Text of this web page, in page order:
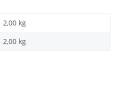
2,00 kg
2,00 kg